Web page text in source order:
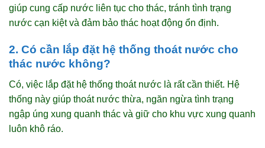
giúp cung cấp nước liên tục cho thác, tránh tình trạng
nước cạn kiệt và đảm bảo thác hoạt động ổn định.
2. Có cần lắp đặt hệ thống thoát nước cho
thác nước không?
Có, việc lắp đặt hệ thống thoát nước là rất cần thiết. Hệ
thống này giúp thoát nước thừa, ngăn ngừa tình trạng
ngập úng xung quanh thác và giữ cho khu vực xung quanh
luôn khô ráo.